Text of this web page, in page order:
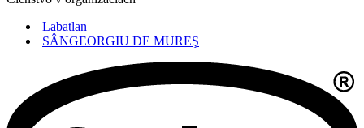
Labatlan
SÂNGEORGIU DE MUREŞ